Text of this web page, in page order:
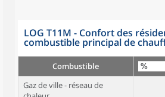
LOG T11M - Confort des
combustible principal de
Combustible
Gaz de ville - réseau de